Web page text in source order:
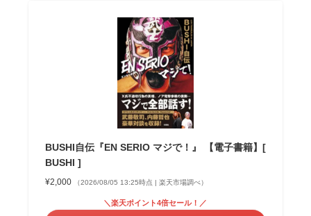
BUSHI自伝『EN SERIO マジで！』 【電子書籍】[
BUSHI ]
¥2,000 （2026/08/05 13:25時点 | 楽天市場調べ）
＼楽天ポイント4倍セール！／